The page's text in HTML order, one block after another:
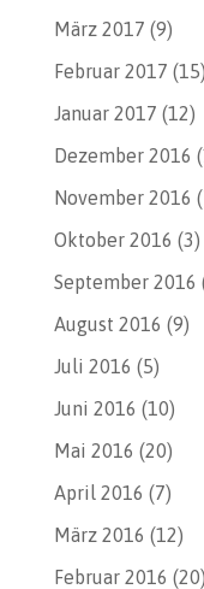
März 2017 (9)
Februar 2017 (15)
Januar 2017 (12)
Dezember 2016
November 2016
Oktober 2016 (3)
September 2016
August 2016 (9)
Juli 2016 (5)
Juni 2016 (10)
Mai 2016 (20)
April 2016 (7)
März 2016 (12)
Februar 2016 (20)